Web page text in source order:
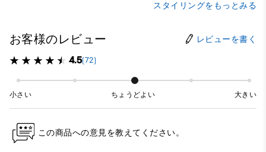
スタイリングをもっとみる
お客様のレビュー レビューを書く
4.5(72)
小さい ちょうどよい 大きい
この商品への意見を教えてください。